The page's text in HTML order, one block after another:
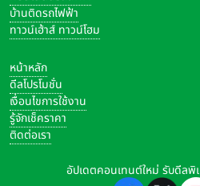
ธุรกิจก๊าซ LPG มีรายได้ 2,683 ล้าน
1.3% QoQ ได้รับแรงสนับสนุนหลักจ
LPG ที่ยังเพิ่มขึ้นอย่างต่อเนื่อง ซึ่งเติ
QoQ เป็น 109 ล้านกิโลกรัม โดยเฉพ
เรือนที่เพิ่มขึ้น 10.7% YoY และ
ตามจำนวนสาขาที่เพิ่มขึ้น
อย่างไรก็ดีกำไรขั้นต้นจากธุรกิจ
บ้านติดรถไฟฟ้า
ทาวน์เฮ้าส์ ทาวน์โฮม
หน้าหลัก
ดีลโปรโมชั่น
เงื่อนไขการใช้งาน
รู้จักเช็คราคา
ติดต่อเรา
อัปเดตคอนเทนต์ใหม่ รับดีลพิ